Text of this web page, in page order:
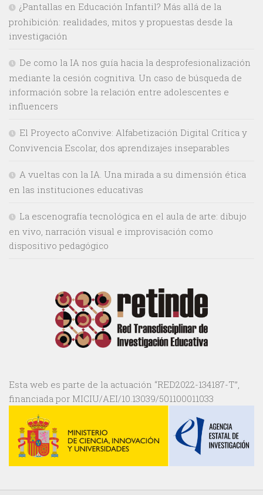
¿Pantallas en Educación Infantil? Más allá de la
prohibición: realidades, mitos y propuestas desde la
investigación
De como la IA nos guía hacia la desprofesionalización
mediante la cesión cognitiva. Un caso de búsqueda de
información sobre la relación entre adolescentes e
influencers
El Proyecto aConvive: Alfabetización Digital Crítica y
Convivencia Escolar, dos aprendizajes inseparables
A vueltas con la IA. Una mirada a su dimensión ética
en las instituciones educativas
La escenografía tecnológica en el aula de arte: dibujo
en vivo, narración visual e improvisación como
dispositivo pedagógico
Esta web es parte de la actuación “RED2022-134187-T”,
financiada por MICIU/AEI/10.13039/501100011033